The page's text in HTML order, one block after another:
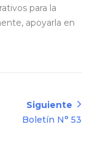
para la
apoyarla en
Siguiente
Siguiente:
Boletín N° 53